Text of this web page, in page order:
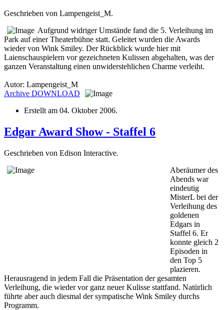
Geschrieben von Lampengeist_M.
Aufgrund widriger Umstände fand die 5. Verleihung im
Park auf einer Theaterbühne statt. Geleitet wurden die Awards
wieder von Wink Smiley. Der Rückblick wurde hier mit
Laienschauspielern vor gezeichneten Kulissen abgehalten, was der
ganzen Veranstaltung einen unwiderstehlichen Charme verleiht.
Autor: Lampengeist_M
Archive DOWNLOAD
Erstellt am 04. Oktober 2006.
Edgar Award Show - Staffel 6
Geschrieben von Edison Interactive.
Aberäumer des
Abends war
eindeutig
MisterL bei der
Verleihung des
goldenen
Edgars in
Staffel 6. Er
konnte gleich 2
Episoden in
den Top 5
plazieren.
Herausragend in jedem Fall die Präsentation der gesamten
Verleihung, die wieder vor ganz neuer Kulisse stattfand. Natürlich
führte aber auch diesmal der sympatische Wink Smiley durchs
Programm.